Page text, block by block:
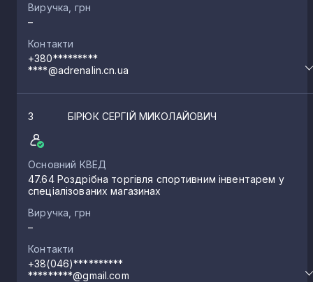
Виручка, грн
–
Контакти
+380*********
****@adrenalin.cn.ua
3 БІРЮК СЕРГІЙ МИКОЛАЙОВИЧ
Основний КВЕД
47.64 Роздрібна торгівля спортивним інвентарем у
спеціалізованих магазинах
Виручка, грн
–
Контакти
+38(046)**********
*********@gmail.com